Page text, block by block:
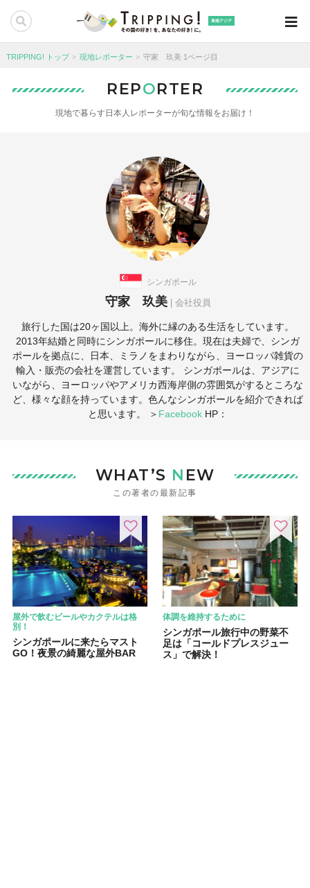
東南アジア
TRIPPING! トップ 現地レポーター 守家 玖美 1ページ目
REPORTER
現地で暮らす日本人レポーターが旬な情報をお届け！
シンガポール
守家 玖美| 会社役員
旅行した国は20ヶ国以上。海外に縁のある生活をしています。
2013年結婚と同時にシンガポールに移住。現在は夫婦で、シンガ
ポールを拠点に、日本、ミラノをまわりながら、ヨーロッパ雑貨の
輸入・販売の会社を運営しています。 シンガポールは、アジアに
いながら、ヨーロッパやアメリカ西海岸側の雰囲気がするところな
ど、様々な顔を持っています。色んなシンガポールを紹介できれば
と思います。 ＞ Facebook HP：
WHAT’S N EW
この著者の最新記事
屋外で飲むビールやカクテルは格
別！
シンガポールに来たらマスト
GO！夜景の綺麗な屋外BAR
体調を維持するために
シンガポール旅行中の野菜不
足は「コールドプレスジュー
ス」で解決！